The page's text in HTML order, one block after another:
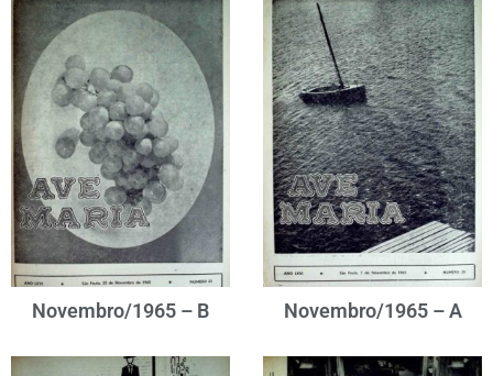
Novembro/1965 – B Novembro/1965 – A